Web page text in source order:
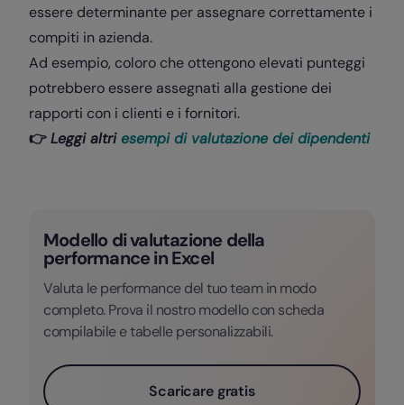
essere determinante per assegnare correttamente i
compiti in azienda.
Ad esempio, coloro che ottengono elevati punteggi
potrebbero essere assegnati alla gestione dei
rapporti con i clienti e i fornitori.
👉Leggi altriesempi di valutazione dei dipendenti
Modello di valutazione della
performance in Excel
Valuta le performance del tuo team in modo
completo. Prova il nostro modello con scheda
compilabile e tabelle personalizzabili.
Scaricare gratis